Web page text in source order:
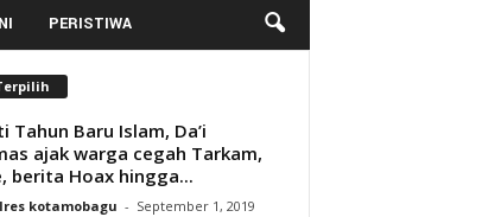
PERISTIWA
Tahun Baru Islam, Da’i
ajak warga cegah Tarkam,
berita Hoax hingga...
kotamobagu - September 1, 2019